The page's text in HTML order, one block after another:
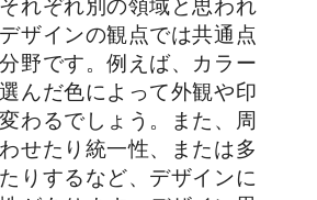
れぞれ別の領域と思われ
ザインの観点では共通点
野です。例えば、カラー
んだ色によって外観や印
わるでしょう。また、周
せたり統一性、または多
りするなど、デザインに